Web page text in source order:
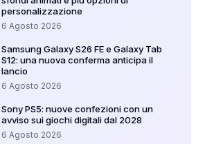
personalizzazione
6 Agosto 2026
Samsung Galaxy S26 FE e Galaxy Tab
S12: una nuova conferma anticipa il
lancio
6 Agosto 2026
Sony PS5: nuove confezioni con un
avviso sui giochi digitali dal 2028
6 Agosto 2026